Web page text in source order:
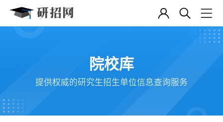
院校库
提供权威的研究生招生单位信息查询服务